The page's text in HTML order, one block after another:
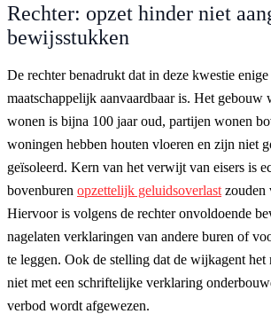
Rechter: opzet hinder niet
bewijsstukken
De rechter benadrukt dat in deze kwestie
maatschappelijk aanvaardbaar is. Het gebouw
wonen is bijna 100 jaar oud, partijen wonen
woningen hebben houten vloeren en zijn niet
geïsoleerd. Kern van het verwijt van eisers is
bovenburen opzettelijk geluidsoverlast zouden
Hiervoor is volgens de rechter onvoldoende
nagelaten verklaringen van andere buren of
te leggen. Ook de stelling dat de wijkagent het
niet met een schriftelijke verklaring
verbod wordt afgewezen.